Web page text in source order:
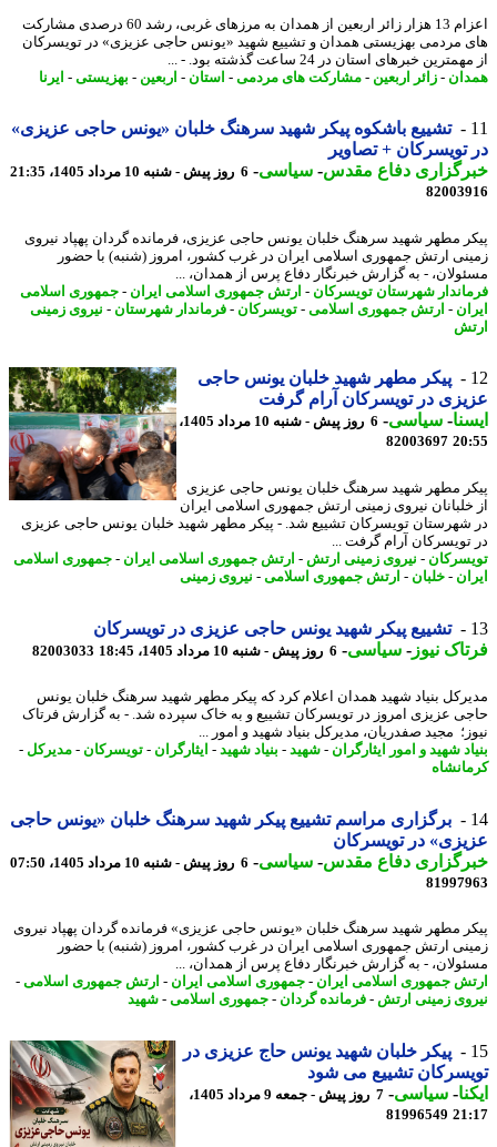
اعزام 13 هزار زائر اربعین از همدان به مرزهای غربی، رشد 60 درصدی مشارکت
مردمی بهزیستی همدان و تشییع شهید «یونس حاجی عزیزی» در تویسرکان
خبرهای استان در 24 ساعت گذشته بود. - ...
- زائر اربعین -مشارکت های مردمی -استان-اربعین -بهزیستی-ایرنا
تشییع باشکوه پیکر شهید سرهنگ خلبان «یونس حاجی عزیزی»
تویسرکان + تصاویر
دفاع مقدس-سیاسی-6 روز پیش - شنبه 10 مرداد 1405، 21:35
مطهر شهید سرهنگ خلبان یونس حاجی عزیزی، فرمانده گردان پهپاد نیروی
ارتش جمهوری اسلامی ایران در غرب کشور، امروز (شنبه) با حضور
- به گزارش خبرنگار دفاع پرس از همدان، ...
شهرستان تویسرکان -ارتش جمهوری اسلامی ایران -
جمهوری اسلامی
- ارتش جمهوری اسلامی-تویسرکان -فرماندار شهرستان-نیروی زمینی
پیکر مطهر شهید خلبان یونس حاجی
در تویسرکان آرام گرفت
-سیاسی-
6 روز پیش - شنبه 10 مرداد 1405،
82003697
مطهر شهید سرهنگ خلبان یونس حاجی عزیزی
نیروی زمینی ارتش جمهوری اسلامی ایران
تویسرکان تشییع شد. - پیکر مطهر شهید خلبان یونس حاجی عزیزی
آرام گرفت ...
-نیروی زمینی ارتش -ارتش جمهوری اسلامی ایران -
جمهوری اسلامی
- خلبان-ارتش جمهوری اسلامی-نیروی زمینی
تشییع پیکر شهید یونس حاجی عزیزی در تویسرکان
نیوز-سیاسی-6 روز پیش - شنبه 10 مرداد 1405، 18:45 82003033
بنیاد شهید همدان اعلام کرد که پیکر مطهر شهید سرهنگ خلبان یونس
عزیزی امروز در تویسرکان تشییع و به خاک سپرده شد. - به گزارش فرتاک
مجید صفدریان، مدیرکل بنیاد شهید و امور ...
شهید و امور ایثارگران- شهید-بنیاد شهید-ایثارگران- تویسرکان -مدیرکل-
برگزاری مراسم تشییع پیکر شهید سرهنگ خلبان «یونس حاجی
در تویسرکان
دفاع مقدس-سیاسی-6 روز پیش - شنبه 10 مرداد 1405، 07:50
مطهر شهید سرهنگ خلبان «یونس حاجی عزیزی» فرمانده گردان پهپاد نیروی
ارتش جمهوری اسلامی ایران در غرب کشور، امروز (شنبه) با حضور
- به گزارش خبرنگار دفاع پرس از همدان، ...
جمهوری اسلامی ایران - جمهوری اسلامی ایران - ارتش جمهوری اسلامی-
زمینی ارتش -فرمانده گردان - جمهوری اسلامی-شهید
پیکر خلبان شهید یونس حاج عزیزی در
تشییع می شود
-سیاسی-
7 روز پیش - جمعه 9 مرداد 1405،
81996549